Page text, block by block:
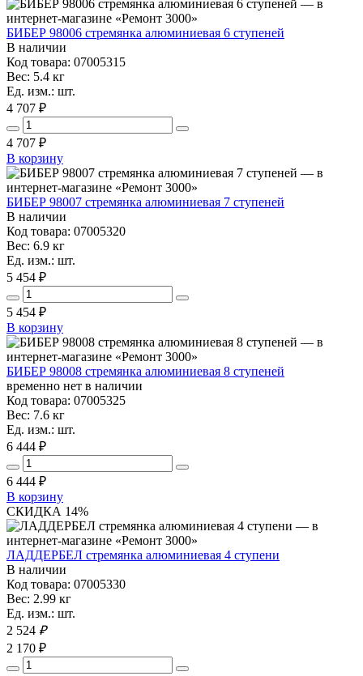
БИБЕР 98006 стремянка алюминиевая 6 ступеней
В наличии
Код товара: 07005315
Вес: 5.4 кг
Ед. изм.: шт.
4 707 ₽
4 707 ₽
В корзину
БИБЕР 98007 стремянка алюминиевая 7 ступеней
В наличии
Код товара: 07005320
Вес: 6.9 кг
Ед. изм.: шт.
5 454 ₽
5 454 ₽
В корзину
БИБЕР 98008 стремянка алюминиевая 8 ступеней
временно нет в наличии
Код товара: 07005325
Вес: 7.6 кг
Ед. изм.: шт.
6 444 ₽
6 444 ₽
В корзину
СКИДКА 14%
ЛАДДЕРБЕЛ стремянка алюминиевая 4 ступени
В наличии
Код товара: 07005330
Вес: 2.99 кг
Ед. изм.: шт.
2 524 ₽
2 170 ₽